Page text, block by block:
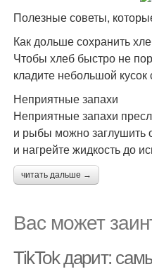
Полезные советы,
Как дольше сохранить
Чтобы хлеб быстро не
кладите небольшой
Неприятные запахи
Неприятные запахи
и рыбы можно заглушить
и нагрейте жидкость до
читать дальше →
Вас может
TikTok дарит: